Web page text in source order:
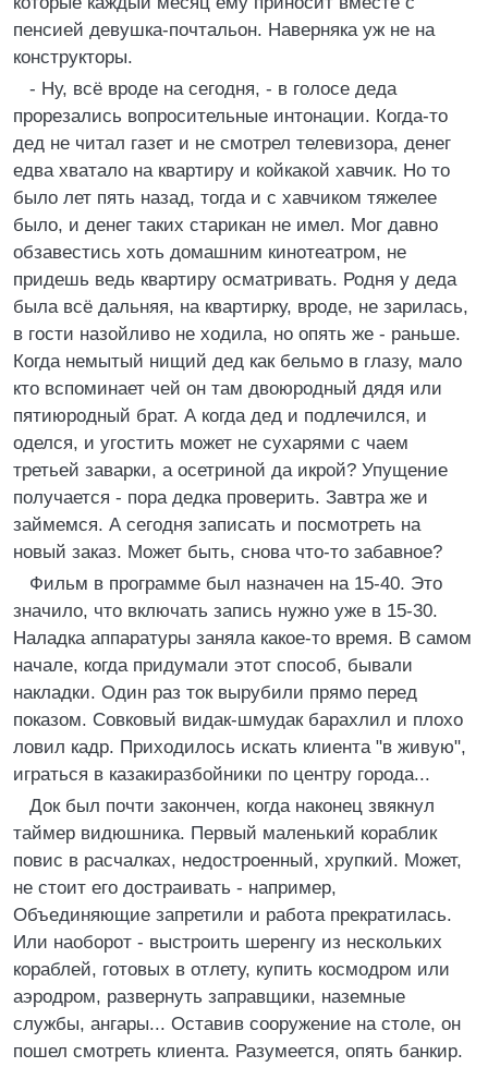
пенсией девушка-почтальон. Hаверняка уж не на
конструкторы.
- Hу, всё вроде на сегодня, - в голосе деда
прорезались вопросительные интонации. Когда-то
дед не читал газет и не смотрел телевизора, денег
едва хватало на квартиру и койкакой хавчик. Hо то
было лет пять назад, тогда и с хавчиком тяжелее
было, и денег таких старикан не имел. Мог давно
обзавестись хоть домашним кинотеатром, не
придешь ведь квартиру осматривать. Родня у деда
была всё дальняя, на квартирку, вроде, не зарилась,
в гости назойливо не ходила, но опять же - раньше.
Когда немытый нищий дед как бельмо в глазу, мало
кто вспоминает чей он там двоюродный дядя или
пятиюродный брат. А когда дед и подлечился, и
оделся, и угостить может не сухарями с чаем
третьей заварки, а осетриной да икрой? Упущение
получается - пора дедка проверить. Завтра же и
займемся. А сегодня записать и посмотреть на
новый заказ. Может быть, снова что-то забавное?
Фильм в программе был назначен на 15-40. Это
значило, что включать запись нужно уже в 15-30.
Hаладка аппаратуры заняла какое-то время. В самом
начале, когда придумали этот способ, бывали
накладки. Один раз ток вырубили прямо перед
показом. Совковый видак-шмудак барахлил и плохо
ловил кадр. Приходилось искать клиента "в живую",
играться в казакиразбойники по центру города...
Док был почти закончен, когда наконец звякнул
таймер видюшника. Первый маленький кораблик
повис в расчалках, недостроенный, хрупкий. Может,
не стоит его достраивать - например,
Объединяющие запретили и работа прекратилась.
Или наоборот - выстроить шеренгу из нескольких
кораблей, готовых в отлету, купить космодром или
аэродром, развернуть заправщики, наземные
службы, ангары... Оставив сооружение на столе, он
пошел смотреть клиента. Разумеется, опять банкир.